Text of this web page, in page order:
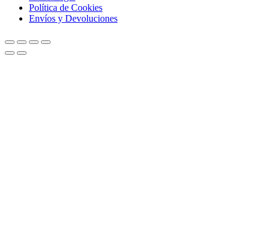
Política de Cookies
Envíos y Devoluciones